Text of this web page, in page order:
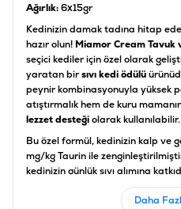
Ağırlık:6x15gr
Kedinizin damak tadına hitap
hazır olun! Miamor Cream Tavuk
seçici kediler için özel olarak
yaratan birsıvı kedi ödülü
peynir kombinasyonuyla yüksek
atıştırmalık hem de kuru
lezzet desteğiolarak kullanılabilir.
Bu özel formül, kedinizin kalp ve
mg/kg Taurin ile
kedinizin günlük sıvı alımına
madde içermeyen saf yapısıyla
Miamor tavuklu ve peynirli
Daha